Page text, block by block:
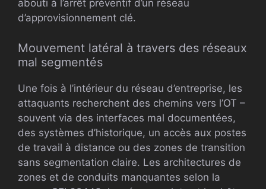
abouti à l’arrêt préventif d’un réseau
d’approvisionnement clé.
Mouvement latéral à travers des réseaux
mal segmentés
Une fois à l’intérieur du réseau d’entreprise, les
attaquants recherchent des chemins vers l’OT –
souvent via des interfaces mal documentées,
des systèmes d’historique, un accès aux postes
de travail à distance ou des zones de transition
sans segmentation claire. Les architectures de
zones et de conduits manquantes selon la